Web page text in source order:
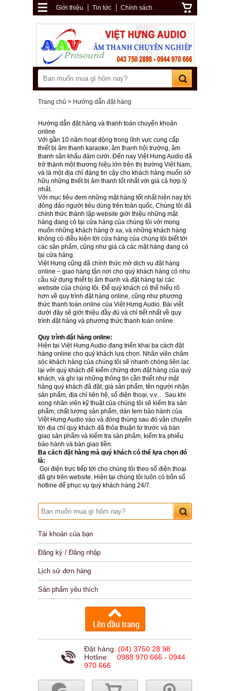
Giới thiệu Tin tức Chính sách
Trang chủ Hướng dẫn đặt hàng
Hướng dẫn đặt hàng và thanh toán chuyển khoản
online
Với gần 10 năm hoạt động trong lĩnh vực cung cấp
thiết bị âm thanh karaoke, âm thanh hội trường, âm
thanh sân khấu đám cưới. Đến nay Việt Hưng Audio đã
trở thành một thương hiệu lớn trên thị trường Việt Nam,
và là một địa chỉ đáng tin cậy cho khách hàng muốn sở
hữu những thiết bị âm thanh tốt nhất với giá cả hợp lý
nhất.
Với mục tiêu đem những mặt hàng tốt nhất hiện nay tới
đông đảo người tiêu dùng trên toàn quốc, Chúng tôi đã
chính thức thành lập website giới thiệu những mặt
hàng đang có tại cửa hàng của chúng tôi với mong
muốn những khách hàng ở xa, và những khách hàng
không có điều kiện tới cửa hàng của chúng tôi biết tới
các sản phẩm, cũng như giá cả các mặt hàng đang có
tại cửa hàng.
Việt Hưng cũng đã chính thức mở dịch vụ đặt hàng
online – giao hàng tận nơi cho quý khách hàng có nhu
cầu sử dụng thiết bị âm thanh và đặt hàng tại các
website của chúng tôi. Để quý khách có thể hiểu rõ
hơn về quy trình đặt hàng online, cũng như phương
thức thanh toán online của Việt Hưng Audio. Bài viết
dưới đây sẽ giới thiệu đầy đủ và chỉ tiết nhất về quy
trình đặt hàng và phương thức thanh toán online.
Quy trình đặt hàng online:
Hiện tại Việt Hưng Audio đang triển khai ba cách đặt
hàng online cho quý khách lựa chọn. Nhân viên chăm
sóc khách hàng của chúng tôi sẽ nhanh chóng liên lạc
lại với quý khách để kiểm chứng đơn đặt hàng của quý
khách, và ghi lại những thông tin cần thiết như mặt
hàng quý khách đã đặt, giá sản phẩm, tên người nhận
sản phẩm, địa chỉ liên hệ, số điện thoại, v.v… Sau khi
xong nhân viên kỹ thuật của chúng tôi sẽ kiểm tra sản
phẩm, chất lượng sản phẩm, dán tem bảo hành của
Việt Hưng Audio vào và đóng thùng sau đó vận chuyển
tới địa chỉ quý khách đã thỏa thuận từ trước và bàn
giao sản phẩm và kiểm tra sản phẩm, kiểm tra phiếu
bảo hành và bàn giao tiền.
Ba cách đặt hàng mà quý khách có thể lựa chọn đó
là:
Gọi điện trực tiếp tới cho chúng tôi theo số điện thoại
đã ghi trên website. Hiện tại chúng tôi luôn có bốn số
hotline để phục vụ quý khách hàng 24/7.
Tài khoản của bạn
Đăng ký / Đăng nhập
Lịch sử đơn hàng
Sản phẩm yêu thích
Đặt hàng: (04) 3750 28 98
Hotline: 0988 970 666 - 0944
970 666